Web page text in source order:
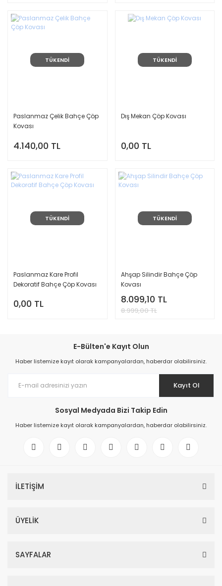
TÜKENDİ
Paslanmaz Çelik Bahçe Çöp
Kovası
4.140,00 TL
TÜKENDİ
Dış Mekan Çöp Kovası
0,00 TL
TÜKENDİ
Paslanmaz Kare Profil
Dekoratif Bahçe Çöp Kovası
0,00 TL
TÜKENDİ
Ahşap Silindir Bahçe Çöp
Kovası
8.099,10 TL
8.999,00 TL
E-Bülten'e Kayıt Olun
Haber listemize kayıt olarak kampanyalardan, haberdar olabilirsiniz.
Kayıt Ol
Sosyal Medyada Bizi Takip Edin
Haber listemize kayıt olarak kampanyalardan, haberdar olabilirsiniz.
İLETİŞİM
ÜYELİK
SAYFALAR